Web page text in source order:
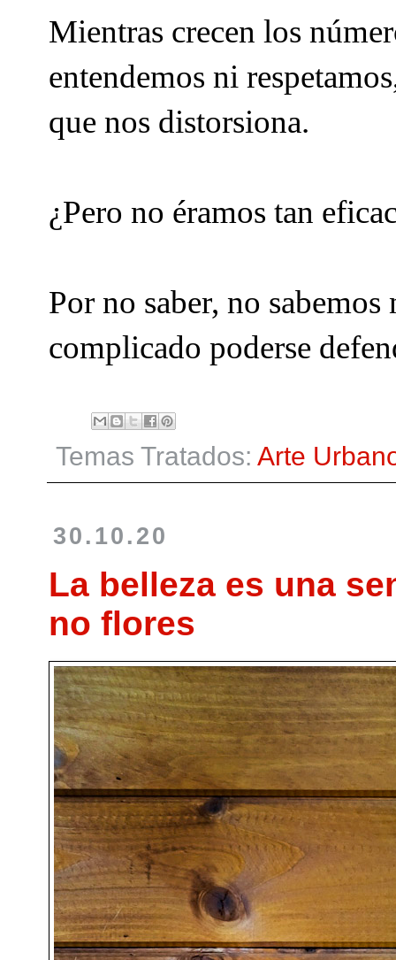
Mientras crecen los
entendemos ni
que nos distorsiona.
¿Pero no éramos tan
Por no saber, no
complicado poderse
Temas Tratados: Arte
30.10.20
La belleza es una
no flores